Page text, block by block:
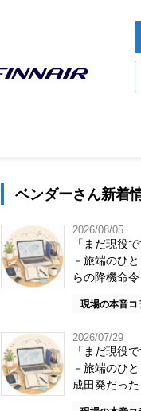
ベンダーさん新着
2026/08/05
「まだ現役
－旅端のひ
らの降機命令
現場の本音コ
2026/07/29
「まだ現役
－旅端のひ
成田発だった